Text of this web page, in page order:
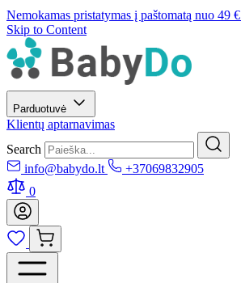
Nemokamas pristatymas į paštomatą nuo 49 €
Skip to Content
Parduotuvė
Klientų aptarnavimas
Search
info@babydo.lt
+37069832905
0